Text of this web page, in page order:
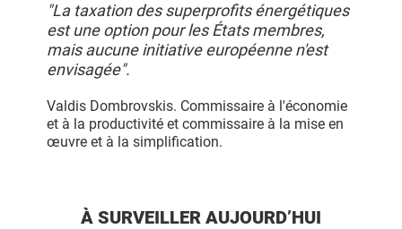
"La taxation des superprofits énergétiques
est une option pour les États membres,
mais aucune initiative européenne n'est
envisagée".
Valdis Dombrovskis. Commissaire à l'économie
et à la productivité et commissaire à la mise en
œuvre et à la simplification.
À SURVEILLER AUJOURD’HUI